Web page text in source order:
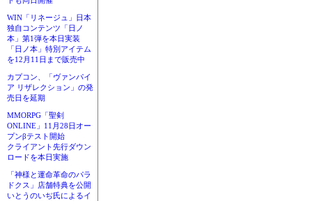
WIN「リネージュ」日本
独自コンテンツ「日ノ
本」第1弾を本日実装
「日ノ本」特別アイテム
を12月11日まで販売中
カプコン、「ヴァンパイ
ア リザレクション」の発
売日を延期
MMORPG「聖剣
ONLINE」11月28日オー
プンβテスト開始
クライアント先行ダウン
ロードを本日実施
「神様と運命革命のパラ
ドクス」店舗特典を公開
いとうのいぢ氏によるイ